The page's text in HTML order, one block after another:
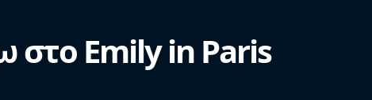
στο Emily in Paris